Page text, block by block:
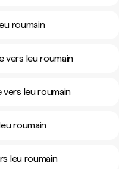
roumain
vers leu roumain
leu roumain
roumain
leu roumain